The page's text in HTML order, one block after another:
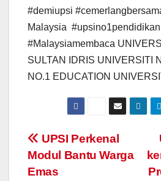
#demiupsi
Malaysia
#Malaysiamembaca
SULTAN IDRIS UNIVERSITI
NO.1 EDUCATION
Navigasi
kiriman
UPSI Perkenal
Modul Bantu Warga
Emas